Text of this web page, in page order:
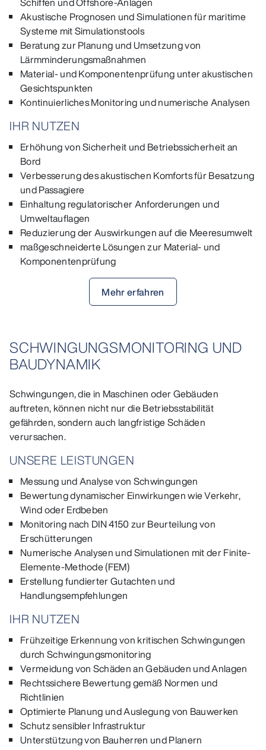
Akustische Prognosen und Simulationen für maritime
Systeme mit Simulationstools
Beratung zur Planung und Umsetzung von
Lärmminderungsmaßnahmen
Material- und Komponentenprüfung unter akustischen
Gesichtspunkten
Kontinuierliches Monitoring und numerische Analysen
IHR NUTZEN
Erhöhung von Sicherheit und Betriebssicherheit an
Bord
Verbesserung des akustischen Komforts für Besatzung
und Passagiere
Einhaltung regulatorischer Anforderungen und
Umweltauflagen
Reduzierung der Auswirkungen auf die Meeresumwelt
maßgeschneiderte Lösungen zur Material- und
Komponentenprüfung
Mehr erfahren
SCHWINGUNGSMONITORING UND
BAUDYNAMIK
Schwingungen, die in Maschinen oder Gebäuden
auftreten, können nicht nur die Betriebsstabilität
gefährden, sondern auch langfristige Schäden
verursachen.
UNSERE LEISTUNGEN
Messung und Analyse von Schwingungen
Bewertung dynamischer Einwirkungen wie Verkehr,
Wind oder Erdbeben
Monitoring nach DIN 4150 zur Beurteilung von
Erschütterungen
Numerische Analysen und Simulationen mit der Finite-
Elemente-Methode (FEM)
Erstellung fundierter Gutachten und
Handlungsempfehlungen
IHR NUTZEN
Frühzeitige Erkennung von kritischen Schwingungen
durch Schwingungsmonitoring
Vermeidung von Schäden an Gebäuden und Anlagen
Rechtssichere Bewertung gemäß Normen und
Richtlinien
Optimierte Planung und Auslegung von Bauwerken
Schutz sensibler Infrastruktur
Unterstützung von Bauherren und Planern